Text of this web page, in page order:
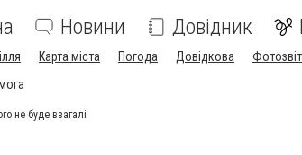
Новини Довідник
Карта міста Погода Довідкова
не буде взагалі